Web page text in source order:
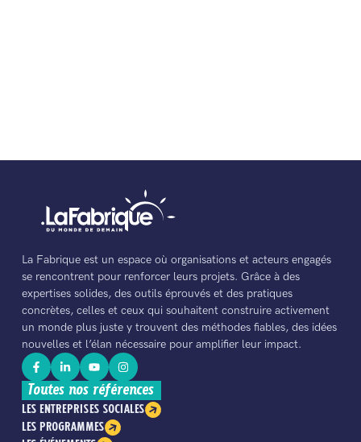
La Fabrique est un espace où organisations et acteurs engagés
se rencontrent pour renforcer leurs projets. Grâce à des
expertises solides, des outils éprouvés et des pratiques
concrètes, celles et ceux qui souhaitent construire activement
un monde plus juste y trouvent des méthodes fiables, des idées
nouvelles et l’élan nécessaire pour amplifier leur impact.
Toutes nos références
LES ENTREPRISES SOCIALES
LES PROGRAMMES